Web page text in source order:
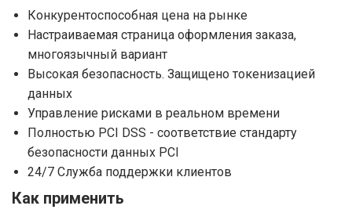
Конкурентоспособная цена на рынке
Настраиваемая страница оформления заказа,
многоязычный вариант
Высокая безопасность. Защищено токенизацией
данных
Управление рисками в реальном времени
Полностью PCI DSS - соответствие стандарту
безопасности данных PCI
24/7 Служба поддержки клиентов
Как применить